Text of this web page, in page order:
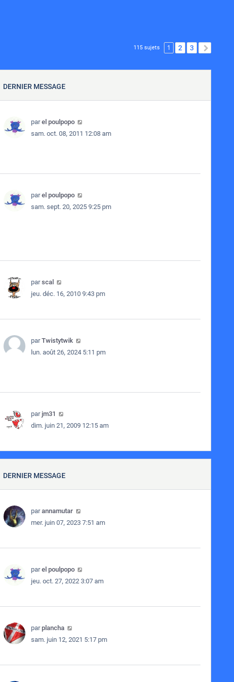
115 sujets 1 2 3
DERNIER MESSAGE
parel poulpopo
sam. oct. 08, 2011 12:08 am
parel poulpopo
sam. sept. 20, 2025 9:25 pm
parscal
jeu. déc. 16, 2010 9:43 pm
parTwistytwik
lun. août 26, 2024 5:11 pm
parjm31
dim. juin 21, 2009 12:15 am
DERNIER MESSAGE
parannamutar
mer. juin 07, 2023 7:51 am
parel poulpopo
jeu. oct. 27, 2022 3:07 am
parplancha
sam. juin 12, 2021 5:17 pm